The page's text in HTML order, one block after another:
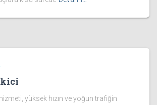
yüksek hızın ve yoğun trafiğin